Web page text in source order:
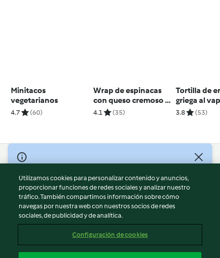
Minitacos
vegetarianos
4.7 (60)
Wrap de espinacas
con queso cremoso y
salmón
4.1 (35)
Tortilla de
griega al
3.8 (53)
© Copyright 2026
Términos de uso
Política de privacidad
Aviso legal
Información legal
Reportar contenido
Utilizamos cookies para personalizar contenido y anuncios,
proporcionar funciones de redes sociales y analizar nuestro
tráfico. También compartimos información sobre cómo
navegas por nuestra web con nuestros socios de redes
sociales, de publicidad y de analítica.
Configuración de cookies